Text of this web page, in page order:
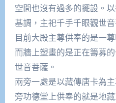
空間也沒有過多的擺設。
基調，主祀千手千眼觀世音
目前大殿主尊供奉的是一
而牆上塑畫的是正在籌募
世音菩薩。
兩旁一處是以藏傳唐卡為
旁功德堂上供奉的就是地藏